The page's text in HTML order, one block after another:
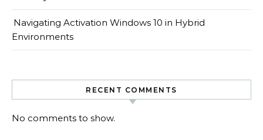
Navigating Activation Windows 10 in Hybrid
Environments
RECENT COMMENTS
No comments to show.